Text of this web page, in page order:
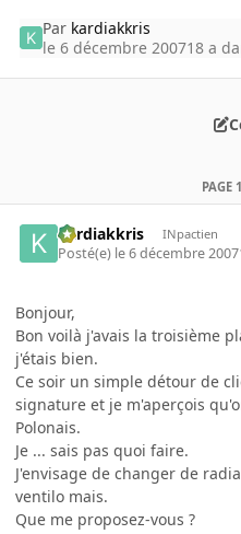
Par kardiakkris
le 6 décembre 200718 a
PAGE
kardiakkris INpactien
Posté(e) le 6 décembre 2007
Bonjour,
Bon voilà j'avais la troisième
j'étais bien.
Ce soir un simple détour de
signature et je m'aperçois
Polonais.
Je ... sais pas quoi faire.
J'envisage de changer de
ventilo mais.
Que me proposez-vous ?